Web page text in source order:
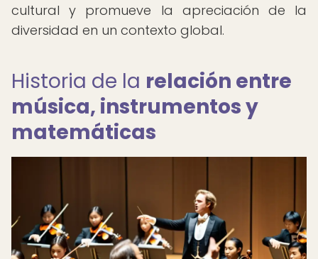
cultural y promueve la apreciación de la
diversidad en un contexto global.
Historia de la relación entre
música, instrumentos y
matemáticas